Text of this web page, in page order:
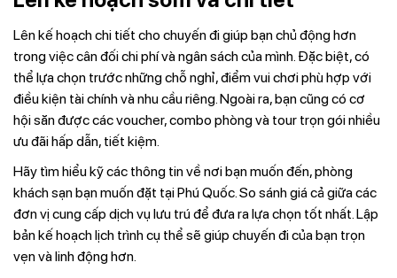
Lên kế hoạch chi tiết cho chuyến đi giúp bạn chủ động hơn
trong việc cân đối chi phí và ngân sách của mình. Đặc biệt, có
thể lựa chọn trước những chỗ nghỉ, điểm vui chơi phù hợp với
điều kiện tài chính và nhu cầu riêng. Ngoài ra, bạn cũng có cơ
hội săn được các voucher, combo phòng và tour trọn gói nhiều
ưu đãi hấp dẫn, tiết kiệm.
Hãy tìm hiểu kỹ các thông tin về nơi bạn muốn đến, phòng
khách sạn bạn muốn đặt tại Phú Quốc. So sánh giá cả giữa các
đơn vị cung cấp dịch vụ lưu trú để đưa ra lựa chọn tốt nhất. Lập
bản kế hoạch lịch trình cụ thể sẽ giúp chuyến đi của bạn trọn
vẹn và linh động hơn.